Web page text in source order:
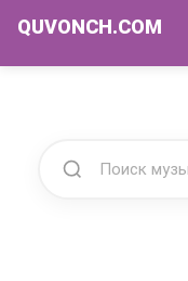
QUVONCH.COM